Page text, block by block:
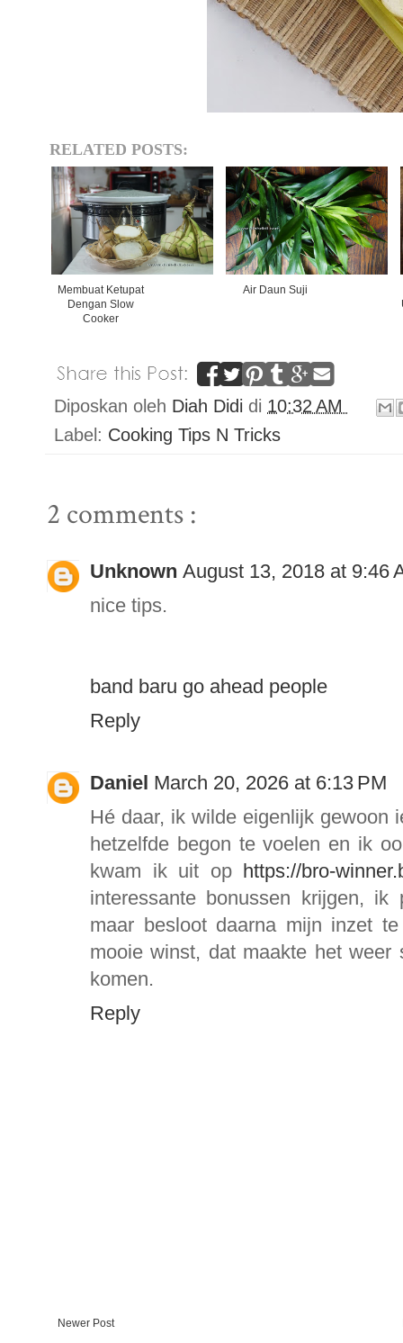
RELATED POSTS:
Membuat Ketupat
Dengan Slow
Cooker
Air Daun Suji
Diposkan oleh Diah Didi di 10:32 AM
Label: Cooking Tips N Tricks
2 comments :
Unknown August 13, 2018 at 9:46
nice tips.
band baru go ahead people
Reply
Daniel March 20, 2026 at 6:13 PM
Hé daar, ik wilde eigenlijk gewoon
hetzelfde begon te voelen en ik
kwam ik uit op https://bro-
interessante bonussen krijgen,
maar besloot daarna mijn inzet
mooie winst, dat maakte het
komen.
Reply
Newer Post